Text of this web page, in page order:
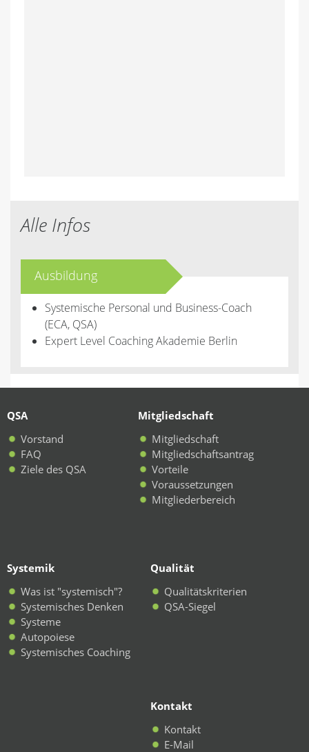
Alle Infos
Ausbildung
Systemische Personal und Business-Coach
(ECA, QSA)
Expert Level Coaching Akademie Berlin
QSA
Vorstand
FAQ
Ziele des QSA
Mitgliedschaft
Mitgliedschaft
Mitgliedschaftsantrag
Vorteile
Voraussetzungen
Mitgliederbereich
Systemik
Was ist "systemisch"?
Systemisches Denken
Systeme
Autopoiese
Systemisches Coaching
Qualität
Qualitätskriterien
QSA-Siegel
Kontakt
Kontakt
E-Mail